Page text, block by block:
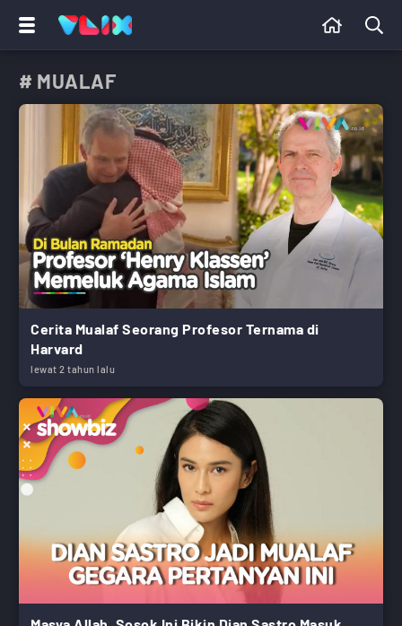
# MUALAF
Cerita Mualaf Seorang Profesor Ternama di
Harvard
lewat 2 tahun lalu